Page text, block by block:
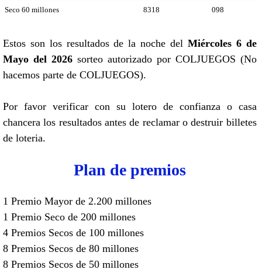
Seco 60 millones 8318 098
Estos son los resultados de la noche del Miércoles 6 de
Mayo del 2026sorteo autorizado por COLJUEGOS (No
hacemos parte de COLJUEGOS).
Por favor verificar con su lotero de confianza o casa
chancera los resultados antes de reclamar o destruir billetes
de loteria.
Plan de premios
1 Premio Mayor de 2.200 millones
1 Premio Seco de 200 millones
4 Premios Secos de 100 millones
8 Premios Secos de 80 millones
8 Premios Secos de 50 millones